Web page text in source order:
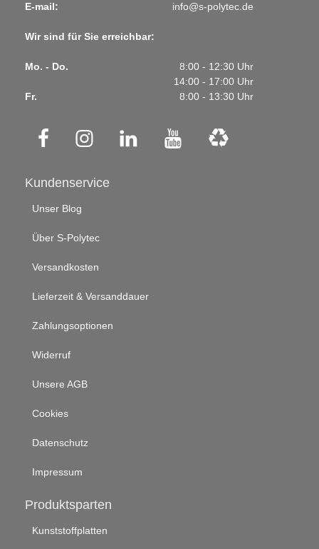
E-mail:
info@s-polytec.de
Wir sind für Sie erreichbar:
Mo. - Do.
8:00 - 12:30 Uhr
14:00 - 17:00 Uhr
Fr.
8:00 - 13:30 Uhr
Kundenservice
Unser Blog
Über S-Polytec
Versandkosten
Lieferzeit & Versanddauer
Zahlungsoptionen
Widerruf
Unsere AGB
Cookies
Datenschutz
Impressum
Produktsparten
Kunststoffplatten